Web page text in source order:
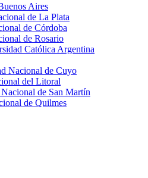
Aires
de La Plata
de Córdoba
de Rosario
Católica Argentina
Nacional de Cuyo
del Litoral
de San Martín
de Quilmes